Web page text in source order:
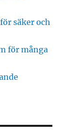
säker och
för många